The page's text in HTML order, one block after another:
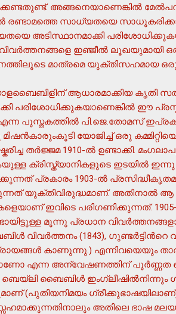
അങ്ങനെയാണെങ്കില്‍
രണ്ടാമത്തെ സാധ്യതയെ
അടിസ്ഥാനമാക്കി
ഇഞ്ജീല്‍ ലൂഖയുമായി
മാത്രമെ യുക്തിസഹമായ
ആധാരമാക്കിയ കൃതി
പരിശോധിക്കുകയാണെങ്കില്‍ ഈ
പുസ്തകത്തില്‍ പി.ജെ.തോമസ്
തര്‍ജ്ജമ 1910-ല്‍ ഉണ്ടാക്കി.
ക്രിസ്ത്യാനികളുടെ ഇടയില്‍ ഇന്നു
പ്രകാരം 1903-ല്‍
യുക്തിവിരുദ്ധമാണ്. അതിനാല്‍ ആ
ഇവിടെ പരിഗണിക്കുന്നത്.
മൂന്നു പ്രധാന
(1843), ഗുണ്ടര്‍ട്ടിന്‍റെ
കാണുന്നു.) എന്നിവയെയും
എന്ന അന്വേഷണത്തിന്
ബൈബിള്‍ ഇംഗ്ലീഷില്‍നിന്നും
(പുതിയനിമയം
അതിലെ ഭാഷ